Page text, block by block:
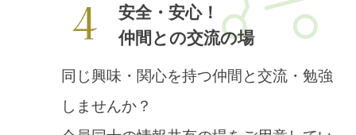
安全・安心！
仲間との交流の場
同じ興味・関心を持つ仲間と交流・勉強
しませんか？